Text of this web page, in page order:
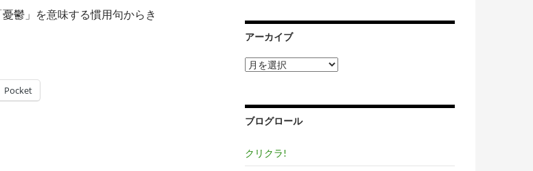
憂鬱」を意味する慣用句からき
Pocket
アーカイブ
ア
ー
ブ
ブログロール
クリクラ!